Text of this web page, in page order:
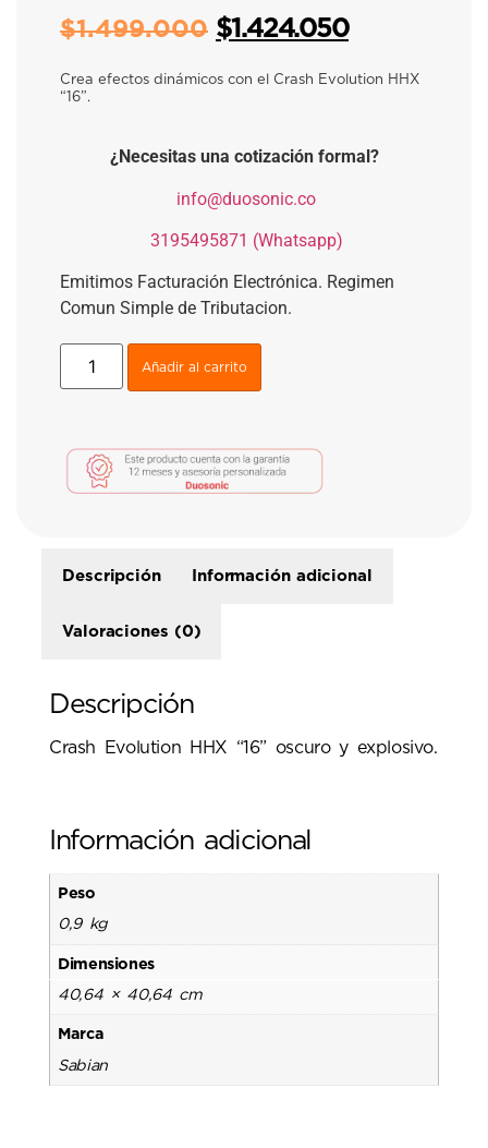
$1.499.000 $1.424.050
Crea efectos dinámicos con el Crash Evolution HHX
“16”.
¿Necesitas una cotización formal?
info@duosonic.co
3195495871 (Whatsapp)
Emitimos Facturación Electrónica. Regimen
Comun Simple de Tributacion.
Añadir al carrito
Descripción Información adicional
Valoraciones (0)
Descripción
Crash Evolution HHX “16” oscuro y explosivo.
Información adicional
Peso
0,9 kg
Dimensiones
40,64 × 40,64 cm
Marca
Sabian